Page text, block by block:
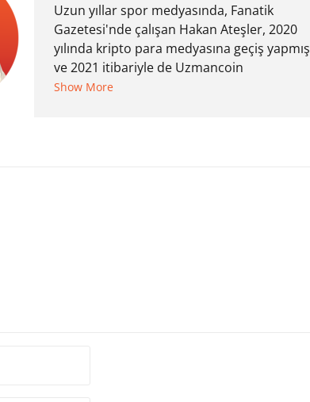
Uzun yıllar spor medyasında, Fanatik
Gazetesi'nde çalışan Hakan Ateşler, 2020
yılında kripto para medyasına geçiş yapmış
ve 2021 itibariyle de Uzmancoin
bünyesinde çalışmaya başlamıştır. Notre
Show More